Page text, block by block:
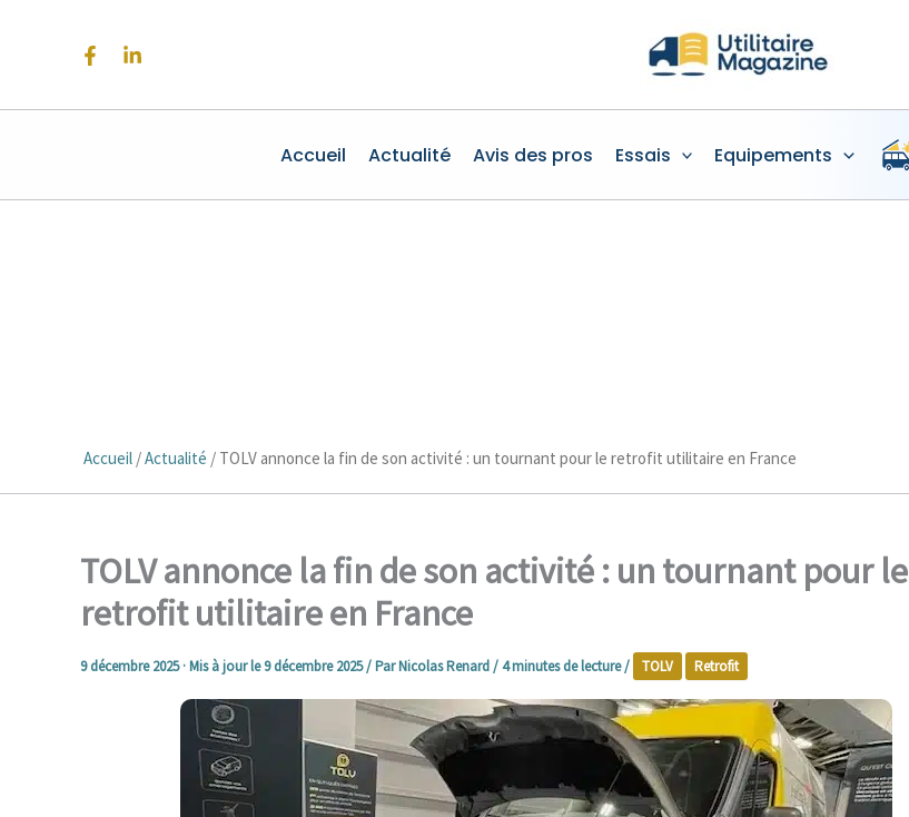
Accueil Actualité Avis des pros Essais Equipements
Accueil/Actualité / TOLV annonce la fin de son activité : un tournant pour le retrofit utilitaire en France
TOLV annonce la fin de son activité : un tournant pour le
retrofit utilitaire en France
9 décembre 2025· Mis à jour le9 décembre 2025/ ParNicolas Renard/4 minutes de lecture/ TOLV Retrofit